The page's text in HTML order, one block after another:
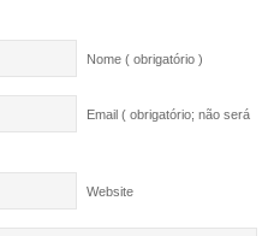
Nome ( obrigatório )
Email ( obrigatório; não será
Website